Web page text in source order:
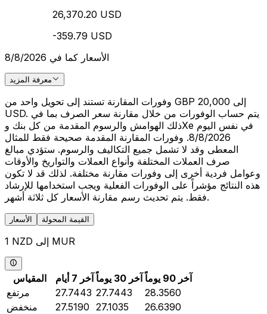
26,370.20 USD
-359.79 USD
الأسعار كما في 8/8/2026
معرفة المزيد
وفورات المقارنة تستند إلى تحويل واحد من GBP 20,000 إلى
USD. يتم حساب الوفورات من خلال مقارنة سعر الصرف بما في
ذلك الهوامش والرسوم المقدمة من كل بنك وXe في نفس اليوم
8/8/2026. وفورات المقارنة المقدمة صحيحة فقط للمثال
المعطى وقد لا تشمل جميع التكاليف والرسوم. ستؤدي مبالغ
صرف العملات المختلفة وأنواع العملات والتواريخ والأوقات
وعوامل فردية أخرى إلى وفورات مقارنة مختلفة. لذلك قد لا تكون
هذه النتائج مؤشراً على الوفورات الفعلية ويجب استخدامها للإرشاد
فقط. يتم تحديث رسم مقارنة الأسعار كل ثلاثة أشهر.
الأسعار القيمة المحولة
1 NZD إلى MUR
المقياس آخر 7 أيام آخر 30 يوماً
آخر 90 يوماً
مرتفع
27.7443 27.7443
28.3560
منخفض
27.5190 27.1035
26.6390